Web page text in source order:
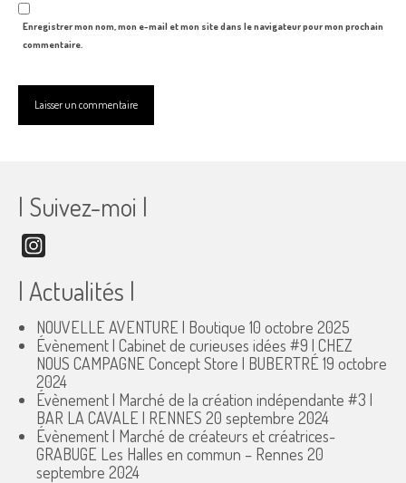
Enregistrer mon nom, mon e-mail et mon site dans le navigateur pour mon prochain
commentaire.
| Suivez-moi |
| Actualités |
NOUVELLE AVENTURE | Boutique 10 octobre 2025
Évènement | Cabinet de curieuses idées #9 | CHEZ
NOUS CAMPAGNE Concept Store | BUBERTRÉ 19 octobre
2024
Évènement | Marché de la création indépendante #3 |
BAR LA CAVALE | RENNES 20 septembre 2024
Évènement | Marché de créateurs et créatrices-
GRABUGE Les Halles en commun – Rennes 20
septembre 2024